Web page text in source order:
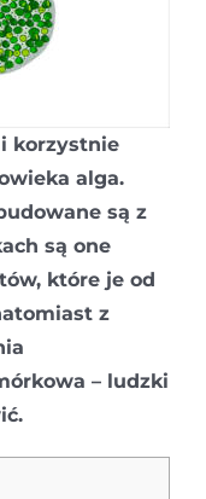
korzystnie
alga.
są z
są one
które je od
z
– ludzki